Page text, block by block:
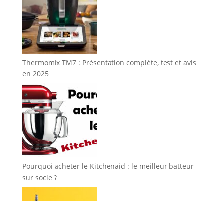
Thermomix TM7 : Présentation complète, test et avis
en 2025
Pourquoi acheter le Kitchenaid : le meilleur batteur
sur socle ?